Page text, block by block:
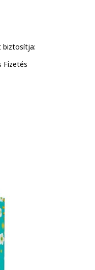
biztosítja: